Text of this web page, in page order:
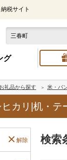
税サイト
グ
お礼品から探す 米・パ
ヒカリ|机・
解除 検索